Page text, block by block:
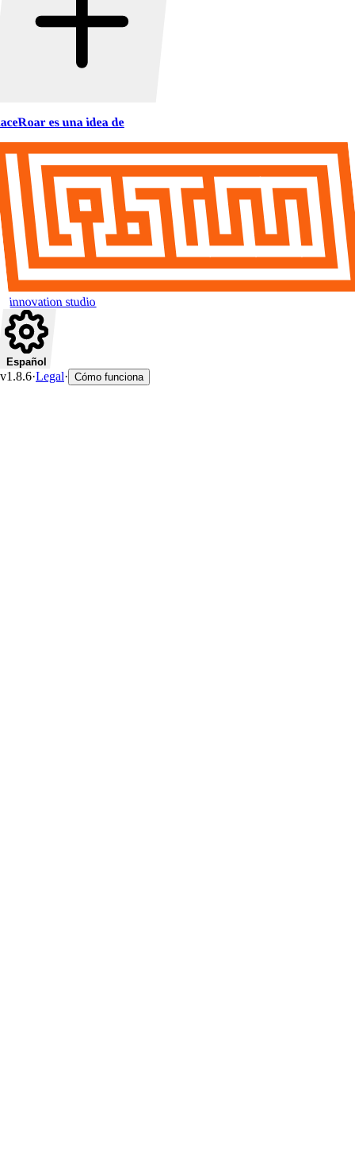
es una idea de
innovation studio
Español
v1.8.6·Legal· Cómo funciona